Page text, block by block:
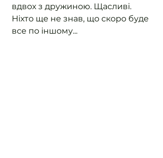
вдвох з дружиною. Щасливі.
Ніхто ще не знав, що скоро буде
все по іншому...